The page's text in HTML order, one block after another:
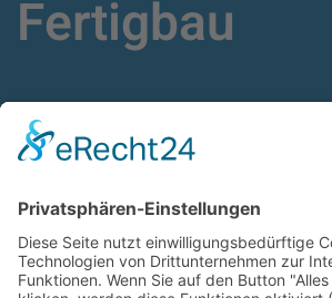
Fertigbau
Schlüsselfertige
Fertigbau,
Modulgebäude und
1992